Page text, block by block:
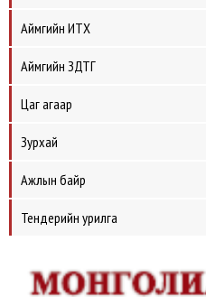
Аймгийн ИТХ
Аймгийн ЗДТГ
Цаг агаар
Зурхай
Ажлын байр
Тендерийн урилга